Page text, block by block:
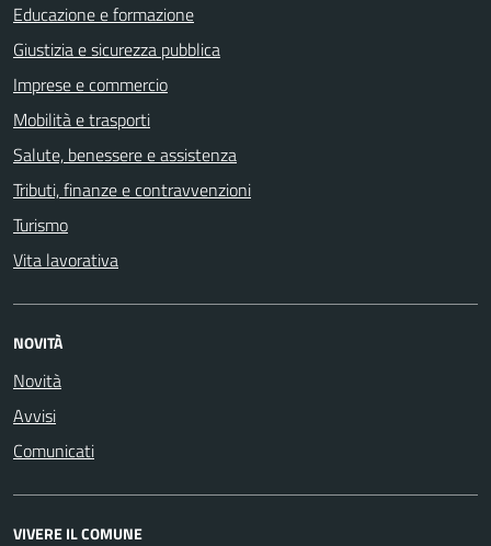
Educazione e formazione
Giustizia e sicurezza pubblica
Imprese e commercio
Mobilità e trasporti
Salute, benessere e assistenza
Tributi, finanze e contravvenzioni
Turismo
Vita lavorativa
NOVITÀ
Novità
Avvisi
Comunicati
VIVERE IL COMUNE